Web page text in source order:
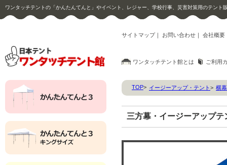
ワンタッチテントの「かんたんてんと」やイベント、レジャー、学校行事、災害対策用のテント
サイトマップ｜ お問い合わせ ｜ 会社概要
ワンタッチテント館とは ご利用
TOP> イージーアップ・テント> 横幕
三方幕・イージーアップ